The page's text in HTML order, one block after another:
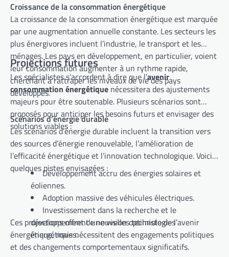
Croissance de la consommation énergétique
La croissance de la consommation énergétique est marquée
par une augmentation annuelle constante. Les secteurs les
plus énergivores incluent l’industrie, le transport et les
ménages. Les pays en développement, en particulier, voient
leur consommation augmenter à un rythme rapide,
cherchant à rattraper les niveaux de vie des pays
développés.
Projections futures
Les spécialistes s’accordent à dire que l’avenir
consommation énergétique nécessitera des ajustements
majeurs pour être soutenable. Plusieurs scénarios sont
proposés pour anticiper les besoins futurs et envisager des
solutions viables :
Scénarios d’énergie durable
Les scénarios d’énergie durable incluent la transition vers
des sources d’énergie renouvelable, l’amélioration de
l’efficacité énergétique et l’innovation technologique. Voici
quelques pistes envisagées :
Développement accru des énergies solaires et
éoliennes.
Adoption massive des véhicules électriques.
Investissement dans la recherche et le
développement de nouvelles technologies
énergétiques.
Ces projections offrent une vision optimiste de l’avenir
énergétique, mais nécessitent des engagements politiques
et des changements comportementaux significatifs.